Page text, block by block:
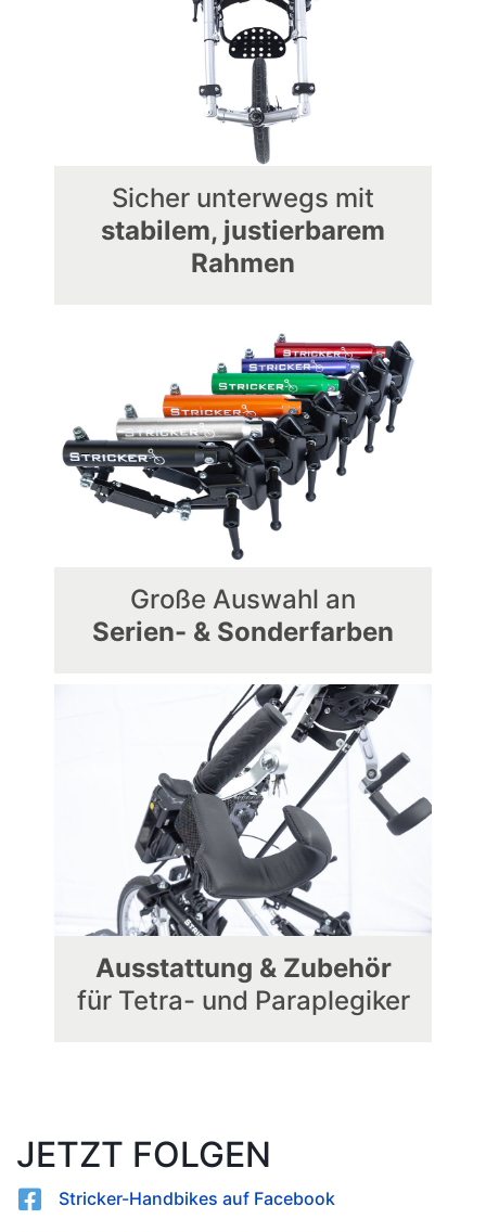
Sicher unterwegs mit
stabilem, justierbarem
Rahmen
Große Auswahl an
Serien- & Sonderfarben
Ausstattung & Zubehör
für Tetra- und Paraplegiker
JETZT FOLGEN
Stricker-Handbikes auf Facebook